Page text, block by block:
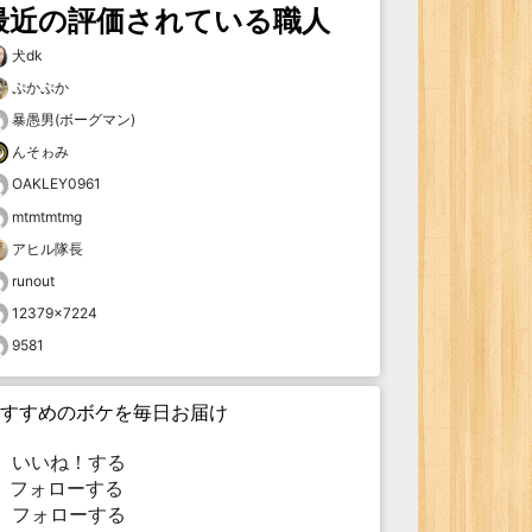
近の評価されている職人
犬dk
ぷかぷか
暴愚男(ボーグマン)
んそゎみ
OAKLEY0961
mtmtmtmg
アヒル隊長
runout
12379×7224
9581
すめのボケを毎日お届け
いいね！する
ォローする
フォローする